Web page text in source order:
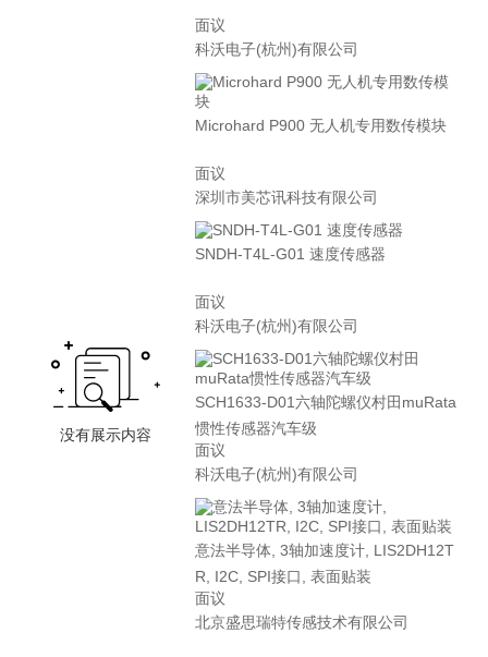
面议
科沃电子(杭州)有限公司
Microhard P900 无人机专用数传模块
面议
深圳市美芯讯科技有限公司
SNDH-T4L-G01 速度传感器
面议
科沃电子(杭州)有限公司
SCH1633-D01六轴陀螺仪村田muRata
惯性传感器汽车级
面议
科沃电子(杭州)有限公司
意法半导体, 3轴加速度计, LIS2DH12T
R, I2C, SPI接口, 表面贴装
面议
北京盛思瑞特传感技术有限公司